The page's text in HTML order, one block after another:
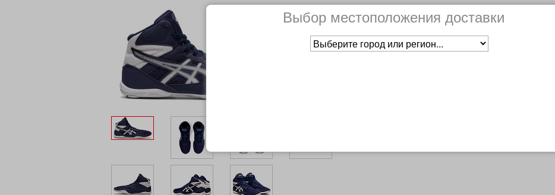
Сравнить Нет в наличии
Таблица
Выбор местоположения доставки